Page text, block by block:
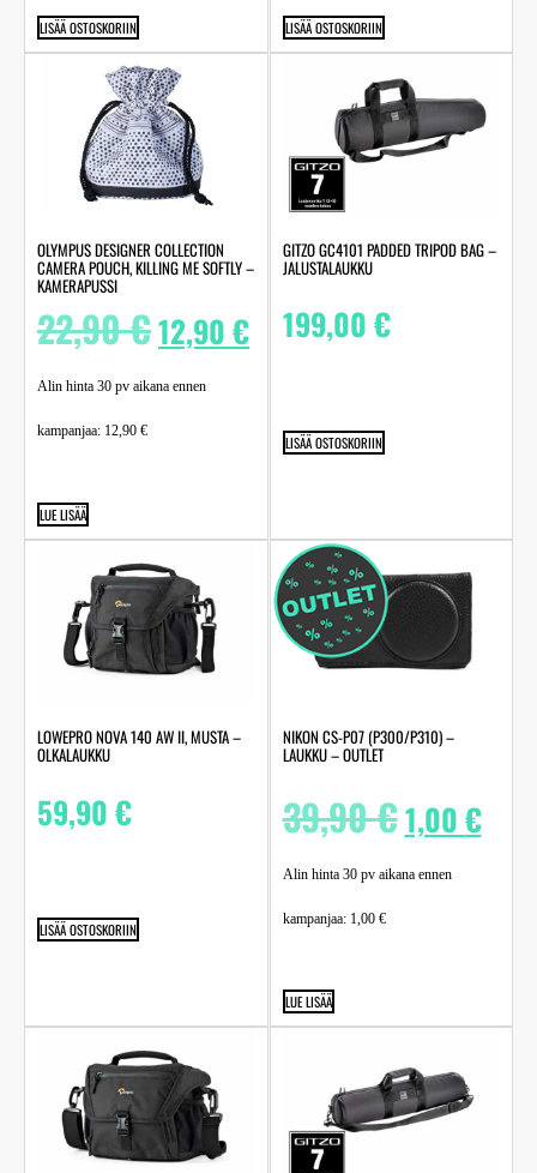
LISÄÄ OSTOSKORIIN LISÄÄ OSTOSKORIIN
OLYMPUS DESIGNER COLLECTION
CAMERA POUCH, KILLING ME SOFTLY –
KAMERAPUSSI
22,90€12,90€
Alin hinta 30 pv aikana ennen
kampanjaa: 12,90 €
LUE LISÄÄ
GITZO GC4101 PADDED TRIPOD BAG –
JALUSTALAUKKU
199,00€
LISÄÄ OSTOSKORIIN
LOWEPRO NOVA 140 AW II, MUSTA –
OLKALAUKKU
59,90€
LISÄÄ OSTOSKORIIN
NIKON CS-P07 (P300/P310) –
LAUKKU – OUTLET
39,90€1,00€
Alin hinta 30 pv aikana ennen
kampanjaa: 1,00 €
LUE LISÄÄ